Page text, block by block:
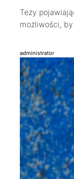
Tezy
możliwości, by
administrator